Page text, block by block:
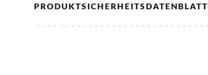
PRODUKTSICHERHEITSDATENBLATT